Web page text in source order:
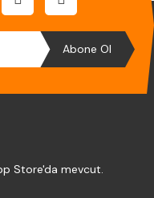
Abone Ol
Store'da mevcut.